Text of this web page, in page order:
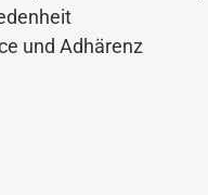
und Adhärenz